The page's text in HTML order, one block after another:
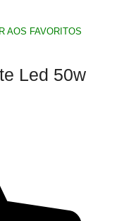
AOS FAVORITOS
Led 50w